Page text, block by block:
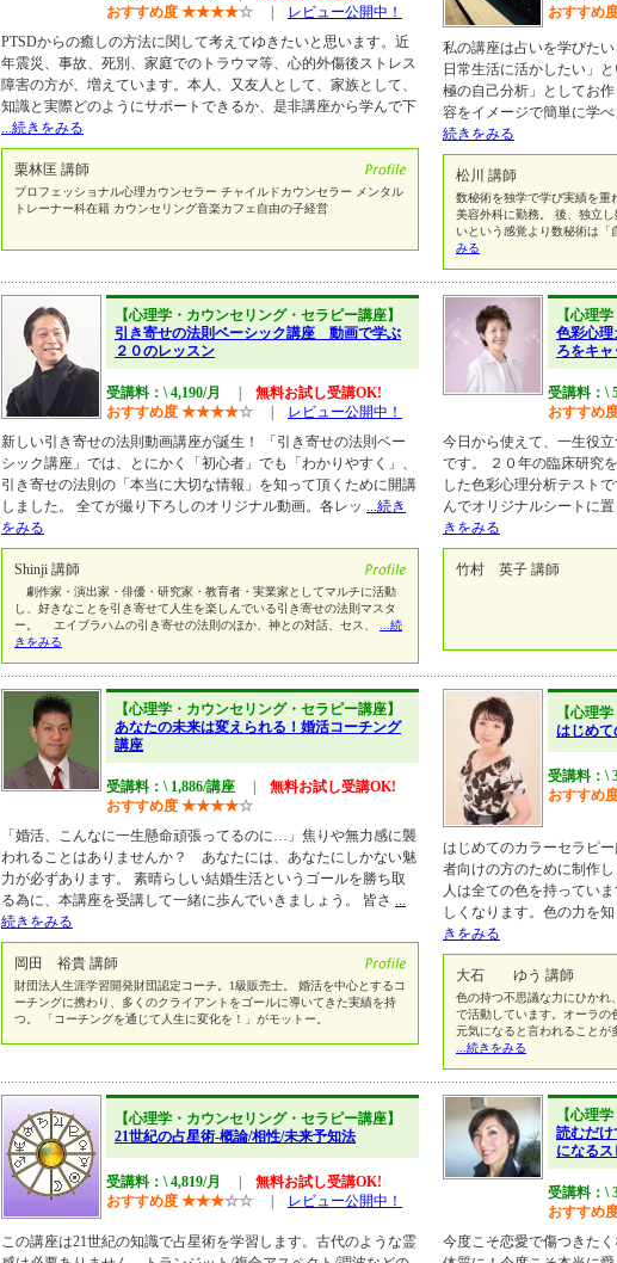
おすすめ度 ★★★★☆
レビュー公開中！
PTSDからの癒しの方法に関して考えてゆきたいと思います。近
年震災、事故、死別、家庭でのトラウマ等、心的外傷後ストレス
障害の方が、増えています。本人、又友人として、家族として、
知識と実際どのようにサポートできるか、是非講座から学んで下
...続きをみる
栗林匡 講師
プロフェッショナル心理カウンセラー チャイルドカウンセラー メンタル
トレーナー科在籍 カウンセリング音楽カフェ自由の子経営
おすすめ
私の講座は占いを学びた
日常生活に活かしたい」
極の自己分析」としてお
容をイメージで簡単に学
続きをみる
松川 講師
数秘術を独学で学び実績を重
美容外科に勤務。 後、独立
いという感覚より数秘術は「
みる
【心理学・カウンセリング・セラピー講座】
引き寄せの法則ベーシック講座 動画で学ぶ
２０のレッスン
受講料：\ 4,190/月
無料お試し受講OK!
おすすめ度 ★★★★☆
レビュー公開中！
新しい引き寄せの法則動画講座が誕生！ 「引き寄せの法則ベー
シック講座」では、とにかく「初心者」でも「わかりやすく」、
引き寄せの法則の「本当に大切な情報」を知って頂くために開講
しました。 全てが撮り下ろしのオリジナル動画。各レッ ...続き
をみる
Shinji 講師
劇作家・演出家・俳優・研究家・教育者・実業家としてマルチに活動
し、好きなことを引き寄せて人生を楽しんでいる引き寄せの法則マスタ
ー。 エイブラハムの引き寄せの法則のほか、神との対話、セス、
...続
きをみる
【心理
色彩心
ろをキ
受講料：\
おすすめ
今日から使えて、一生役
です。 ２０年の臨床研究
した色彩心理分析テスト
んでオリジナルシートに
きをみる
竹村 英子 講師
【心理学・カウンセリング・セラピー講座】
あなたの未来は変えられる！婚活コーチング
講座
受講料：\ 1,886/講座
無料お試し受講OK!
おすすめ度 ★★★★☆
「婚活、こんなに一生懸命頑張ってるのに…」焦りや無力感に襲
われることはありませんか？ あなたには、あなたにしかない魅
力が必ずあります。 素晴らしい結婚生活というゴールを勝ち取
る為に、本講座を受講して一緒に歩んでいきましょう。 皆さ ...
続きをみる
岡田 裕貴 講師
財団法人生涯学習開発財団認定コーチ。1級販売士。 婚活を中心とするコ
ーチングに携わり、多くのクライアントをゴールに導いてきた実績を持
つ。 「コーチングを通じて人生に変化を！」がモットー。
【心理
はじめて
受講料：\
おすすめ
はじめてのカラーセラピ
者向けの方のために制作
人は全ての色を持ってい
しくなります。色の力を
きをみる
大石 ゆう 講師
色の持つ不思議な力にひかれ
で活動しています。オーラの
元気になると言われること
...続きをみる
【心理学・カウンセリング・セラピー講座】
21世紀の占星術-概論/相性/未来予知法
受講料：\ 4,819/月
無料お試し受講OK!
おすすめ度 ★★★☆☆ レビュー公開中！
この講座は21世紀の知識で占星術を学習します。古代のような霊
【心理
読むだけ
になる
受講料：\
おすすめ
今度こそ恋愛で傷つきた